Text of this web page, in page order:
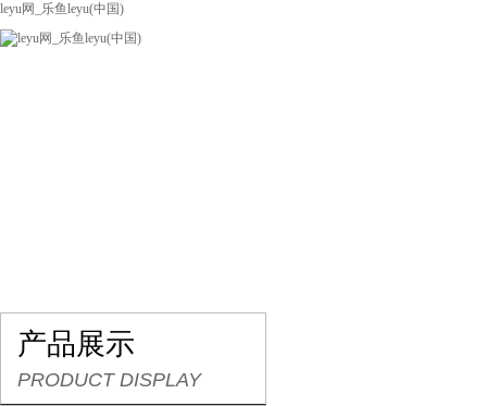
leyu网_乐鱼leyu(中国)
产品展示
PRODUCT DISPLAY